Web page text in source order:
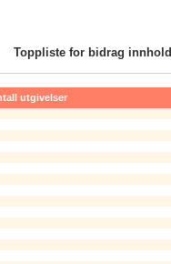
Toppliste for bidrag innhold
utgivelser